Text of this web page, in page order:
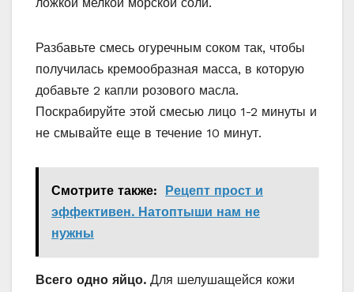
Разбавьте смесь огуречным соком так, чтобы
получилась кремообразная масса, в которую
добавьте 2 капли розового масла.
Поскрабируйте этой смесью лицо 1-2 минуты и
не смывайте еще в течение 10 минут.
Смотрите также:
Рецепт прост и
эффективен. Натоптыши нам не
нужны
Всего одно яйцо. Для шелушащейся кожи